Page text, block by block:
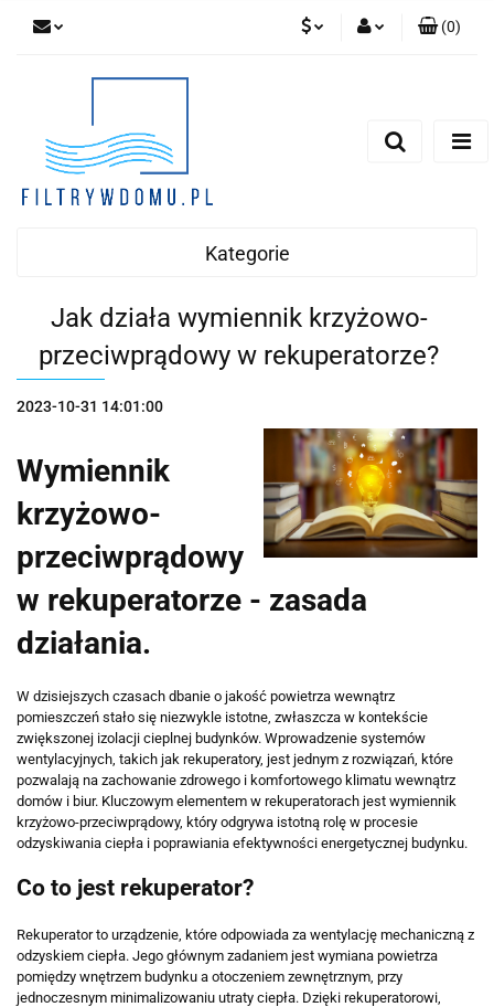
(0)
Kategorie
Jak działa wymiennik krzyżowo-
przeciwprądowy w rekuperatorze?
2023-10-31 14:01:00
Wymiennik
krzyżowo-
przeciwprądowy
w rekuperatorze - zasada
działania.
W dzisiejszych czasach dbanie o jakość powietrza wewnątrz
pomieszczeń stało się niezwykle istotne, zwłaszcza w kontekście
zwiększonej izolacji cieplnej budynków. Wprowadzenie systemów
wentylacyjnych, takich jak rekuperatory, jest jednym z rozwiązań, które
pozwalają na zachowanie zdrowego i komfortowego klimatu wewnątrz
domów i biur. Kluczowym elementem w rekuperatorach jest wymiennik
krzyżowo-przeciwprądowy, który odgrywa istotną rolę w procesie
odzyskiwania ciepła i poprawiania efektywności energetycznej budynku.
Co to jest rekuperator?
Rekuperator to urządzenie, które odpowiada za wentylację mechaniczną z
odzyskiem ciepła. Jego głównym zadaniem jest wymiana powietrza
pomiędzy wnętrzem budynku a otoczeniem zewnętrznym, przy
jednoczesnym minimalizowaniu utraty ciepła. Dzięki rekuperatorowi,